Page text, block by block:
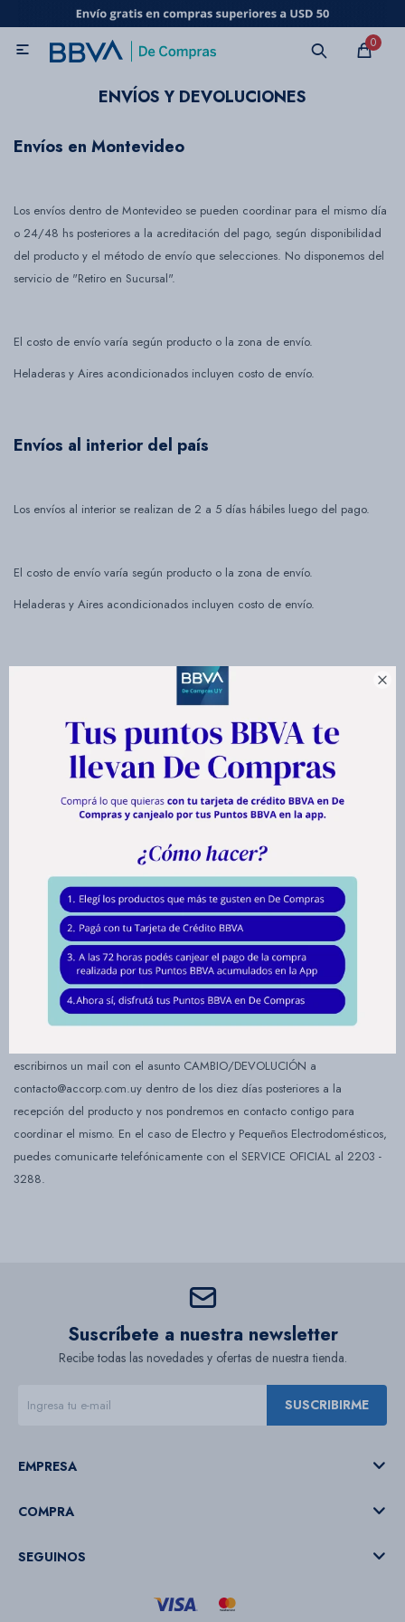

0

ENVÍOS Y DEVOLUCIONES
Envíos en Montevideo
Los envíos dentro de Montevideo se pueden coordinar para el mismo día
o 24/48 hs posteriores a la acreditación del pago, según disponibilidad
del producto y el método de envío que selecciones. No disponemos del
servicio de "Retiro en Sucursal".
El costo de envío varía según producto o la zona de envío.
Heladeras y Aires acondicionados incluyen costo de envío.
Envíos al interior del país
Los envíos al interior se realizan de 2 a 5 días hábiles luego del pago.
El costo de envío varía según producto o la zona de envío.
Heladeras y Aires acondicionados incluyen costo de envío.
Devoluciones en Montevideo e interior de país
Los cambios se realizan dentro de los primeros 10 días luego de la
compra y solo se realizan por fallas técnicas del producto.
Luego de los 10 días de comprado, el producto ingresa directamente a
nuestro servicio técnico, en el caso de Electro y Pequeños
Todos los casos están sujetos a previa verificación de nuestro servicio
técnico, en caso de que los productos presenten golpes, rajaduras o
roturas la garantía quedará totalmente anulada.
escribirnos un mail con el asunto CAMBIO/DEVOLUCIÓN a
contacto@accorp.com.uy dentro de los diez días posteriores a la
recepción del producto y nos pondremos en contacto contigo para
coordinar el mismo. En el caso de Electro y Pequeños Electrodomésticos,
puedes comunicarte telefónicamente con el SERVICE OFICIAL al 2203 -
3288.
Suscríbete a nuestra newsletter
Recibe todas las novedades y ofertas de nuestra tienda.
SUSCRIBIRME
EMPRESA
COMPRA
SEGUINOS
MI CUENTA
Cuidado personal
Electrodomésticos
Televisores
Audio